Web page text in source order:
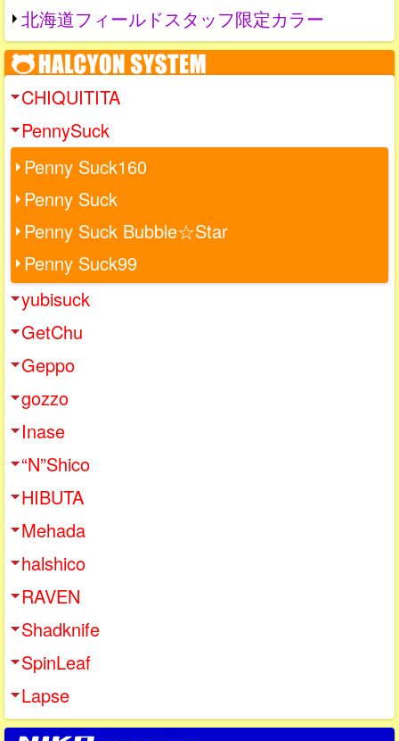
北海道フィールドスタッフ限定カラー
CHIQUITITA
PennySuck
Penny Suck160
Penny Suck
Penny Suck Bubble☆Star
Penny Suck99
yubisuck
GetChu
Geppo
gozzo
Inase
“N”Shico
HIBUTA
Mehada
halshico
RAVEN
Shadknife
SpinLeaf
Lapse